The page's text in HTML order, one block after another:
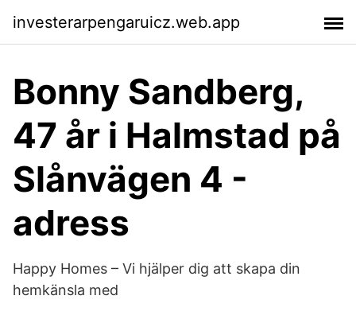
investerarpengaruicz.web.app
Bonny Sandberg,
47 år i Halmstad på
Slånvägen 4 -
adress
Happy Homes – Vi hjälper dig att skapa din
hemkänsla med